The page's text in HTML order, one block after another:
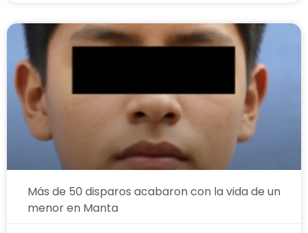
Más de 50 disparos acabaron con la vida de un
menor en Manta